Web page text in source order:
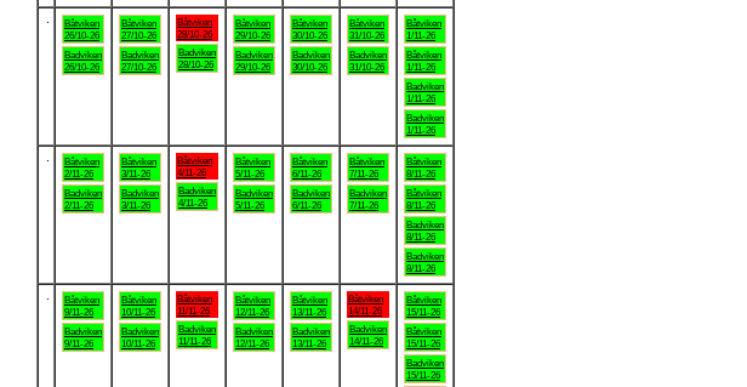
Båtviken
26/10-26
Badviken
26/10-26
Båtviken
27/10-26
Badviken
27/10-26
Båtviken
28/10-26
Badviken
28/10-26
Båtviken
29/10-26
Badviken
29/10-26
Båtviken
30/10-26
Badviken
30/10-26
Båtviken
31/10-26
Badviken
31/10-26
Båtviken
1/11-26
Båtviken
1/11-26
Badviken
1/11-26
Badviken
1/11-26
Båtviken
2/11-26
Badviken
2/11-26
Båtviken
3/11-26
Badviken
3/11-26
Båtviken
4/11-26
Badviken
4/11-26
Båtviken
5/11-26
Badviken
5/11-26
Båtviken
6/11-26
Badviken
6/11-26
Båtviken
7/11-26
Badviken
7/11-26
Båtviken
8/11-26
Båtviken
8/11-26
Badviken
8/11-26
Badviken
8/11-26
Båtviken
9/11-26
Badviken
9/11-26
Båtviken
10/11-26
Badviken
10/11-26
Båtviken
11/11-26
Badviken
11/11-26
Båtviken
12/11-26
Badviken
12/11-26
Båtviken
13/11-26
Badviken
13/11-26
Båtviken
14/11-26
Badviken
14/11-26
Båtviken
15/11-26
Båtviken
15/11-26
Badviken
15/11-26